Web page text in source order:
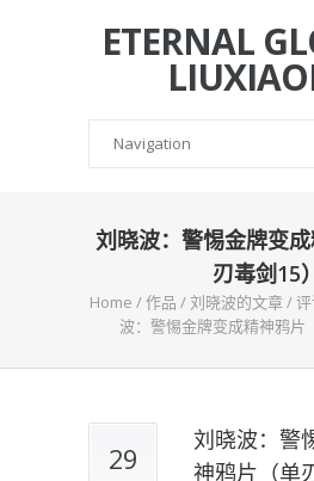
ETERNAL
刘晓波：警惕金牌变
刃毒剑15）
Home /作品 /刘晓波的文章/
波：警惕金牌变成精神鸦片
29
刘晓波：警
神鸦片（单